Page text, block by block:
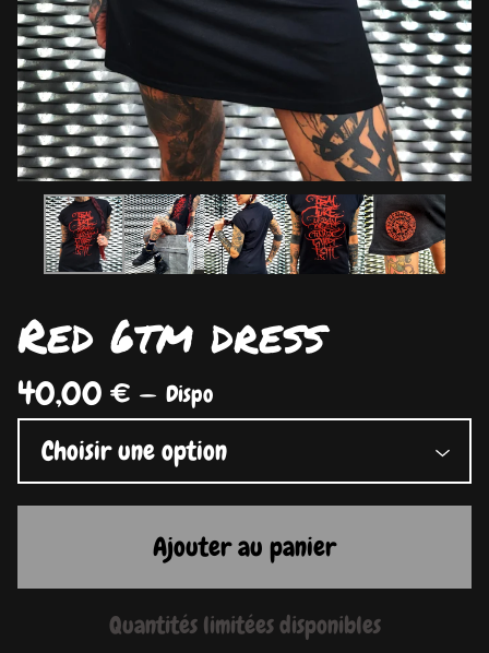
Red 6tm dress
40,00 € — Dispo
Ajouter au panier
Quantités limitées disponibles